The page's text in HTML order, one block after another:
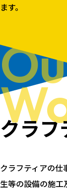
ます。
クラフ
クラフティアの仕
生等の設備の施